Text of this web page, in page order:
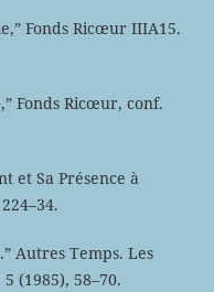
Fonds Ricœur IIIA15.
Fonds Ricœur, conf.
et Sa Présence à
Autres Temps. Les
(1985), 58–70.